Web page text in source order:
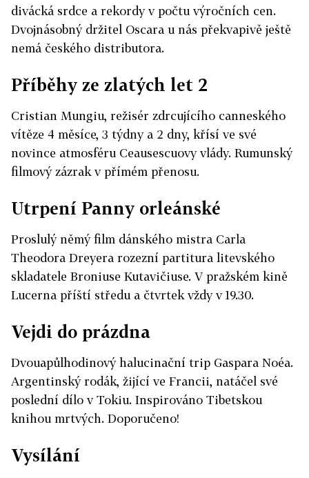
divácká srdce a rekordy v počtu výročních cen.
Dvojnásobný držitel Oscara u nás překvapivě ještě
nemá českého distributora.
Příběhy ze zlatých let 2
Cristian Mungiu, režisér zdrcujícího canneského
vítěze 4 měsíce, 3 týdny a 2 dny, křísí ve své
novince atmosféru Ceausescuovy vlády. Rumunský
filmový zázrak v přímém přenosu.
Utrpení Panny orleánské
Proslulý němý film dánského mistra Carla
Theodora Dreyera rozezní partitura litevského
skladatele Broniuse Kutavičiuse. V pražském kině
Lucerna příští středu a čtvrtek vždy v 19.30.
Vejdi do prázdna
Dvouapůlhodinový halucinační trip Gaspara Noéa.
Argentinský rodák, žijící ve Francii, natáčel své
poslední dílo v Tokiu. Inspirováno Tibetskou
knihou mrtvých. Doporučeno!
Vysílání